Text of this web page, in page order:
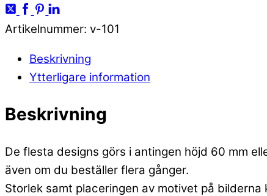
Artikelnummer: v-101
Beskrivning
Ytterligare information
Beskrivning
De flesta designs görs i antingen höjd 60 mm
även om du beställer flera gånger.
Storlek samt placeringen av motivet på